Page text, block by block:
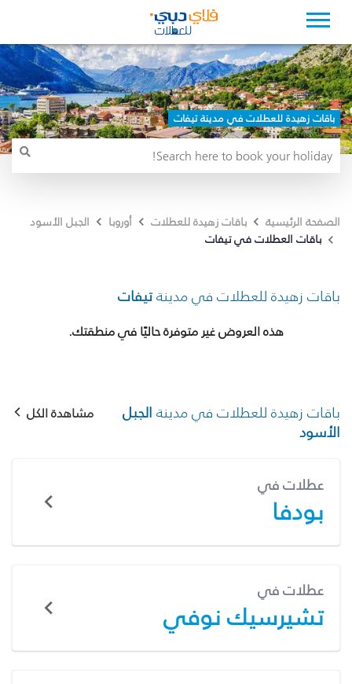
باقات زهيدة للعطلات في مدينة تيفات
الصفحة الرئيسية باقات زهيدة للعطلات أوروبا
الجبل الأسود
باقات العطلات في تيفات
باقات زهيدة للعطلات في مدينةتيفات
هذه العروض غير متوفرة حاليًا في منطقتك.
باقات زهيدة للعطلات في مدينة الجبل
الأسود
مشاهدة الكل
عطلات في
بودفا
عطلات في
تشيرسيك نوفي